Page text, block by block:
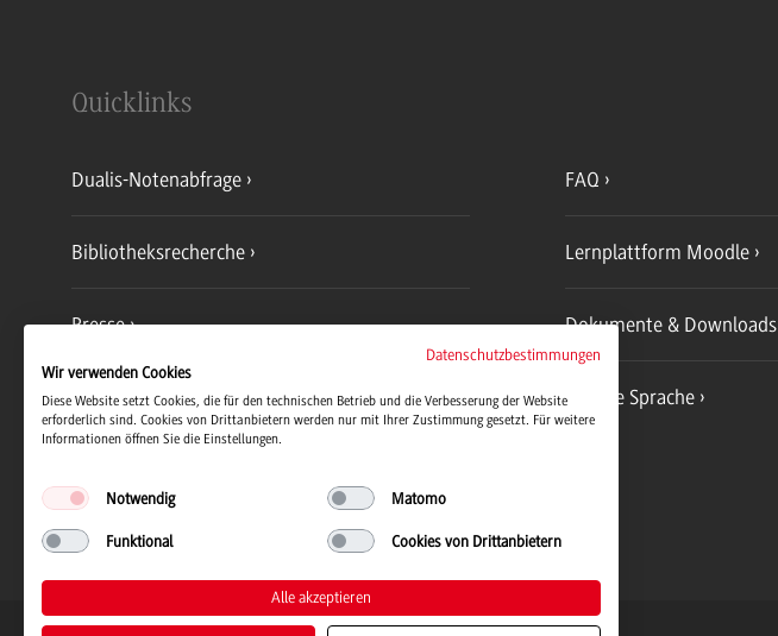
Quicklinks
Dualis-Notenabfrage FAQ
Bibliotheksrecherche Lernplattform Moodle
Presse Dokumente & Downloads
Jobs und Karriere Leichte Sprache
Datenschutzbestimmungen
Wir verwenden Cookies
Diese Website setzt Cookies, die für den technischen Betrieb und die Verbesserung der Website
erforderlich sind. Cookies von Drittanbietern werden nur mit Ihrer Zustimmung gesetzt. Für weitere
Informationen öffnen Sie die Einstellungen.
Notwendig Matomo
Funktional Cookies von Drittanbietern
Alle akzeptieren